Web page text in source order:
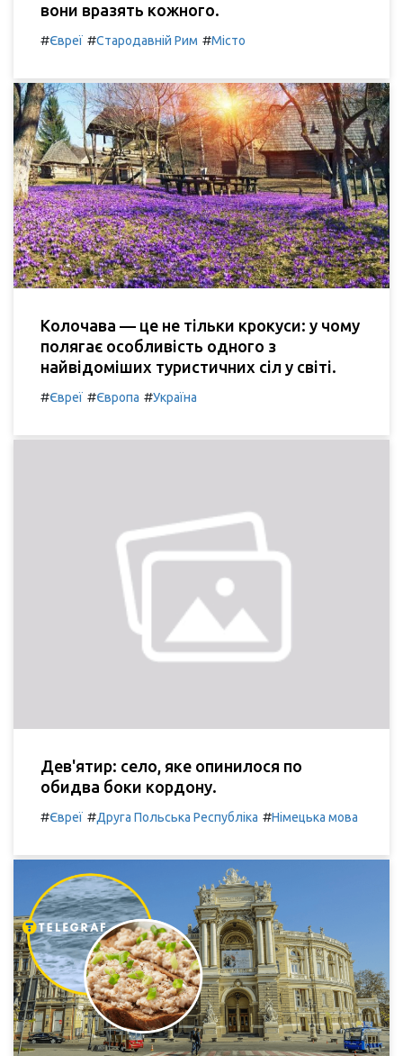
вони вразять кожного.
#Євреї #Стародавній Рим #Місто
Колочава — це не тільки крокуси: у чому
полягає особливість одного з
найвідоміших туристичних сіл у світі.
#Євреї #Європа #Україна
Дев'ятир: село, яке опинилося по
обидва боки кордону.
#Євреї #Друга Польська Республіка #Німецька мова